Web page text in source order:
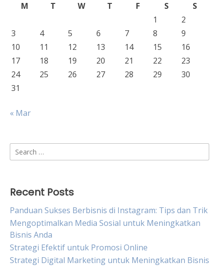
M
T W T F S
S
1
2
3
4 5 6 7 8
9
10
11 12 13 14 15
16
17
18 19 20 21 22
23
24
25 26 27 28 29
30
31
« Mar
Search
for:
Recent Posts
Panduan Sukses Berbisnis di Instagram: Tips dan Trik
Mengoptimalkan Media Sosial untuk Meningkatkan
Bisnis Anda
Strategi Efektif untuk Promosi Online
Strategi Digital Marketing untuk Meningkatkan Bisnis